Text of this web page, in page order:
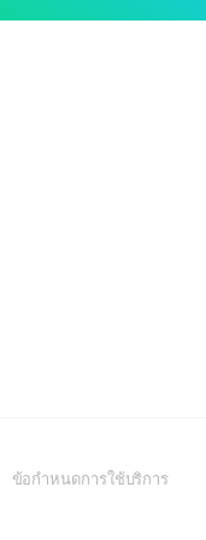
ข้อกำหนดการใช้บริการ(Open